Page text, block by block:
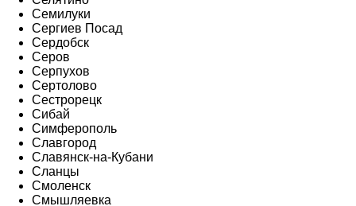
Семилуки
Сергиев Посад
Сердобск
Серов
Серпухов
Сертолово
Сестрорецк
Сибай
Симферополь
Славгород
Славянск-на-Кубани
Сланцы
Смоленск
Смышляевка